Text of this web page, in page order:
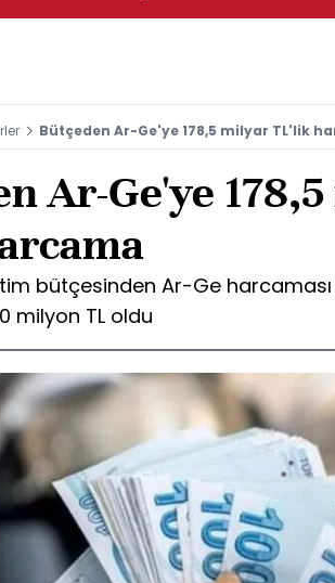
Bütçeden Ar-Ge'ye 178,5 milyar TL'lik
Ar-Ge'ye
bütçesinden Ar-Ge harcaması
milyon TL oldu